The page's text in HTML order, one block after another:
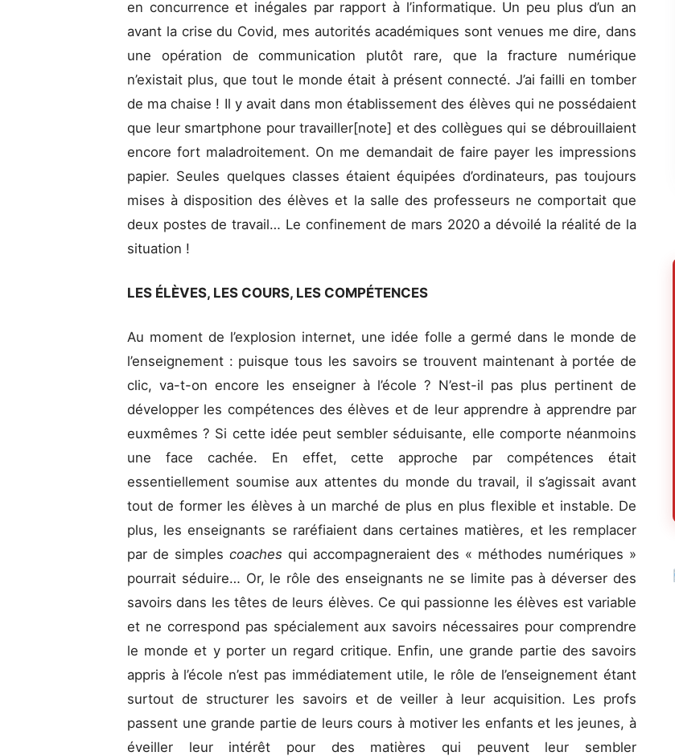
en concurrence et inégales par rapport à l’informatique. Un peu plus d’un an
avant la crise du Covid, mes autorités académiques sont venues me dire, dans
une opération de communication plutôt rare, que la fracture numérique
n’existait plus, que tout le monde était à présent connecté. J’ai failli en tomber
de ma chaise ! Il y avait dans mon établissement des élèves qui ne possédaient
que leur smartphone pour travailler[note] et des collègues qui se débrouillaient
encore fort maladroitement. On me demandait de faire payer les impressions
papier. Seules quelques classes étaient équipées d’ordinateurs, pas toujours
mises à disposition des élèves et la salle des professeurs ne comportait que
deux postes de travail… Le confinement de mars 2020 a dévoilé la réalité de la
situation !
LES ÉLÈVES, LES COURS, LES COMPÉTENCES
Au moment de l’explosion internet, une idée folle a germé dans le monde de
l’enseignement : puisque tous les savoirs se trouvent maintenant à portée de
clic, va-t-on encore les enseigner à l’école ? N’est-il pas plus pertinent de
développer les compétences des élèves et de leur apprendre à apprendre par
euxmêmes ? Si cette idée peut sembler séduisante, elle comporte néanmoins
une face cachée. En effet, cette approche par compétences était
essentiellement soumise aux attentes du monde du travail, il s’agissait avant
tout de former les élèves à un marché de plus en plus flexible et instable. De
plus, les enseignants se raréfiaient dans certaines matières, et les remplacer
par de simples coaches qui accompagneraient des « méthodes numériques »
pourrait séduire… Or, le rôle des enseignants ne se limite pas à déverser des
savoirs dans les têtes de leurs élèves. Ce qui passionne les élèves est variable
et ne correspond pas spécialement aux savoirs nécessaires pour comprendre
le monde et y porter un regard critique. Enfin, une grande partie des savoirs
appris à l’école n’est pas immédiatement utile, le rôle de l’enseignement étant
surtout de structurer les savoirs et de veiller à leur acquisition. Les profs
passent une grande partie de leurs cours à motiver les enfants et les jeunes, à
éveiller leur intérêt pour des matières qui peuvent leur sembler